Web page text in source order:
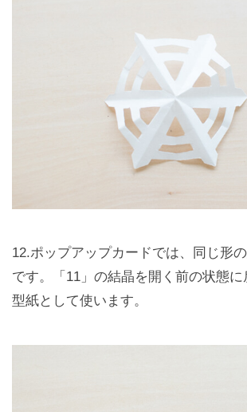
12.ポップアップカードでは、同じ形
です。「11」の結晶を開く前の状態
型紙として使います。